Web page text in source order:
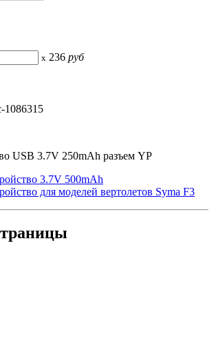
x 236 руб
1086315
USB 3.7V 250mAh разъем YP
3.7V 500mAh
для моделей вертолетов Syma F3